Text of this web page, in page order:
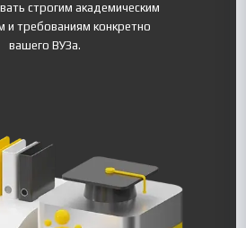
строгим академическим
и требованиям конкретно
вашего ВУЗа.